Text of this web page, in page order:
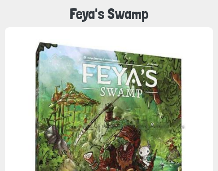
Feya's Swamp